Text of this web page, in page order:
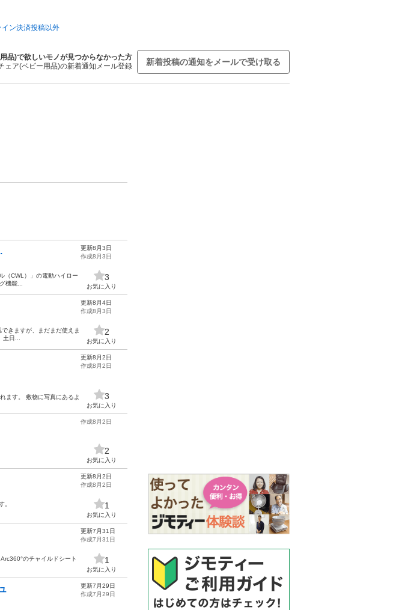
イン決済投稿以外
品)で欲しいモノが見つからなかった方
ェア(ベビー用品)の新着通知メール登録
新着投稿の通知をメールで受け取る
（CWL）」の電動ハイロー
機能...
更新8月3日
作成8月3日
3
お気に入り
きますが、まだまだ使えま
日...
更新8月4日
作成8月3日
2
お気に入り
れます。 敷物に写真にあるよ
更新8月2日
作成8月2日
3
お気に入り
作成8月2日
2
お気に入り
。
更新8月2日
作成8月2日
1
お気に入り
のチャイルドシート
更新7月31日
作成7月31日
1
お気に入り
更新7月29日
作成7月29日